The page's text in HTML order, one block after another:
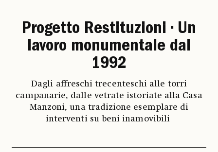
Progetto Restituzioni • Un
lavoro monumentale dal
1992
Dagli affreschi trecenteschi alle torri
campanarie, dalle vetrate istoriate alla Casa
Manzoni, una tradizione esemplare di
interventi su beni inamovibili